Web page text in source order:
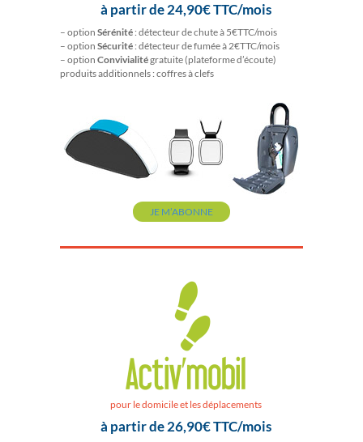
à partir de 24,90€ TTC/mois
– option Sérénité : détecteur de chute à 5€TTC/mois
– option Sécurité : détecteur de fumée à 2€TTC/mois
– option Convivialitégratuite (plateforme d’écoute)
produits additionnels : coffres à clefs
JE M’ABONNE
pour le domicile et les déplacements
à partir de 26,90€ TTC/mois